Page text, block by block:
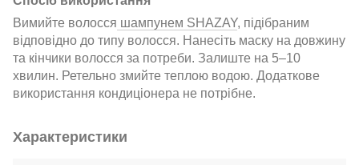
Вимийте волосся шампунем SHAZAY, підібраним
відповідно до типу волосся. Нанесіть маску на довжину
та кінчики волосся за потреби. Залиште на 5–10
хвилин. Ретельно змийте теплою водою. Додаткове
використання кондиціонера не потрібне.
Характеристики